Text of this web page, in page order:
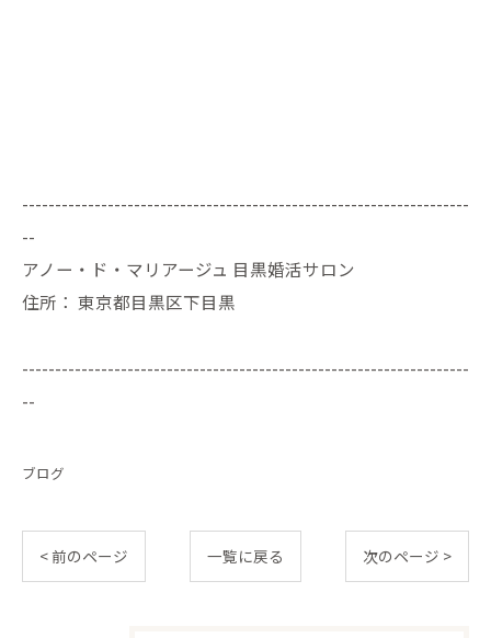
--------------------------------------------------------------------
--
アノー・ド・マリアージュ 目黒婚活サロン
住所： 東京都目黒区下目黒
--------------------------------------------------------------------
--
ブログ
< 前のページ 一覧に戻る 次のページ >